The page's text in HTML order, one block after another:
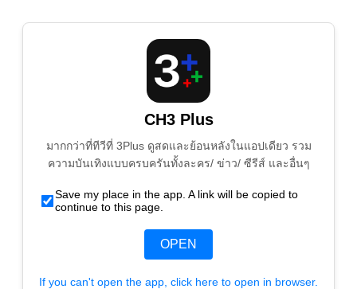
CH3 Plus
มากกว่าที่ทีวีที่ 3Plus ดูสดและย้อนหลังในแอปเดียว รวม
ความบันเทิงแบบครบครันทั้งละคร/ ข่าว/ ซีรีส์ และอื่นๆ
Save my place in the app. A link will be copied to
continue to this page.
OPEN
If you can't open the app, click here to open in browser.